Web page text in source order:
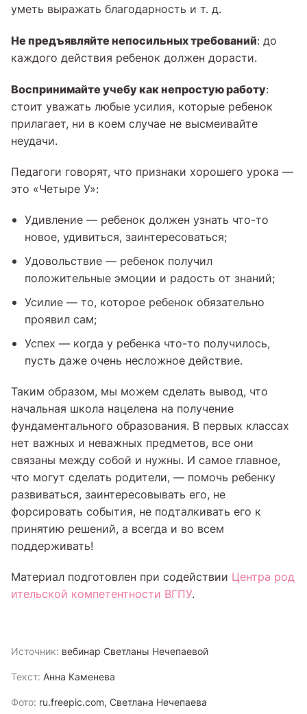
уметь выражать благодарность и т. д.
Не предъявляйте непосильных требований: до
каждого действия ребенок должен дорасти.
Воспринимайте учебу как непростую работу:
стоит уважать любые усилия, которые ребенок
прилагает, ни в коем случае не высмеивайте
неудачи.
Педагоги говорят, что признаки хорошего урока —
это «Четыре У»:
Удивление — ребенок должен узнать что-то
новое, удивиться, заинтересоваться;
Удовольствие — ребенок получил
положительные эмоции и радость от знаний;
Усилие — то, которое ребенок обязательно
проявил сам;
Успех — когда у ребенка что-то получилось,
пусть даже очень несложное действие.
Таким образом, мы можем сделать вывод, что
начальная школа нацелена на получение
фундаментального образования. В первых классах
нет важных и неважных предметов, все они
связаны между собой и нужны. И самое главное,
что могут сделать родители, — помочь ребенку
развиваться, заинтересовывать его, не
форсировать события, не подталкивать его к
принятию решений, а всегда и во всем
поддерживать!
Материал подготовлен при содействии Центра род
ительской компетентности ВГПУ.
Источник: вебинар Светланы Нечепаевой
Текст: Анна Каменева
Фото: ru.freepic.com, Светлана Нечепаева